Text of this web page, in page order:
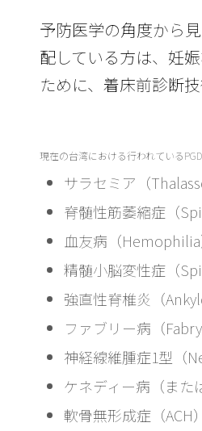
予防医学の角度から
配している方は、妊
ために、着床前診断
現在の台湾における行われている
サラセミア（
脊髄性筋萎縮症（
血友病（Hemophilia
精髄小脳変性症（
強直性脊椎炎（
ファブリー病（Fabry
神経線維腫症1型（
ケネディー病（また
軟骨無形成症（ACH）